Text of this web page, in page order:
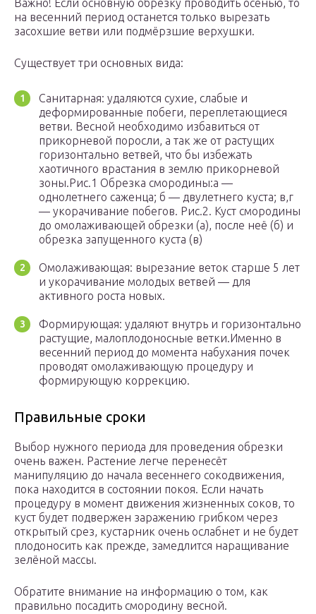
Важно! Если основную обрезку проводить осенью, то
на весенний период останется только вырезать
засохшие ветви или подмёрзшие верхушки.
Существует три основных вида:
Санитарная: удаляются сухие, слабые и
деформированные побеги, переплетающиеся
ветви. Весной необходимо избавиться от
прикорневой поросли, а так же от растущих
горизонтально ветвей, что бы избежать
хаотичного врастания в землю прикорневой
зоны.Рис.1 Обрезка смородины:а —
однолетнего саженца; б — двулетнего куста; в,г
— укорачивание побегов. Рис.2. Куст смородины
до омолаживающей обрезки (а), после неё (б) и
обрезка запущенного куста (в)
Омолаживающая: вырезание веток старше 5 лет
и укорачивание молодых ветвей — для
активного роста новых.
Формирующая: удаляют внутрь и горизонтально
растущие, малоплодоносные ветки.Именно в
весенний период до момента набухания почек
проводят омолаживающую процедуру и
формирующую коррекцию.
Правильные сроки
Выбор нужного периода для проведения обрезки
очень важен. Растение легче перенесёт
манипуляцию до начала весеннего сокодвижения,
пока находится в состоянии покоя. Если начать
процедуру в момент движения жизненных соков, то
куст будет подвержен заражению грибком через
открытый срез, кустарник очень ослабнет и не будет
плодоносить как прежде, замедлится наращивание
зелёной массы.
Обратите внимание на информацию о том, как
правильно посадить смородину весной.